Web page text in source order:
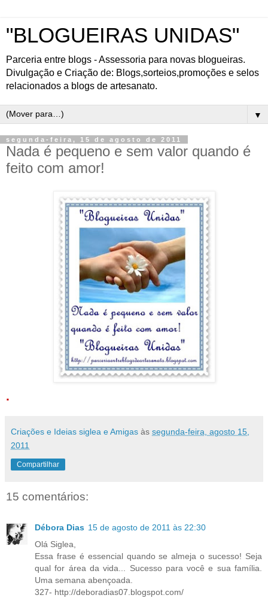
"BLOGUEIRAS UNIDAS"
Parceria entre blogs - Assessoria para novas blogueiras.
Divulgação e Criação de: Blogs,sorteios,promoções e selos
relacionados a blogs de artesanato.
▼
segunda-feira, 15 de agosto de 2011
Nada é pequeno e sem valor quando é
feito com amor!
.
Criações e Ideias siglea e Amigas às segunda-feira, agosto 15,
2011
Compartilhar
15 comentários:
Débora Dias 15 de agosto de 2011 às 22:30
Olá Siglea,
Essa frase é essencial quando se almeja o sucesso! Seja
qual for área da vida... Sucesso para você e sua família.
Uma semana abençoada.
327- http://deboradias07.blogspot.com/